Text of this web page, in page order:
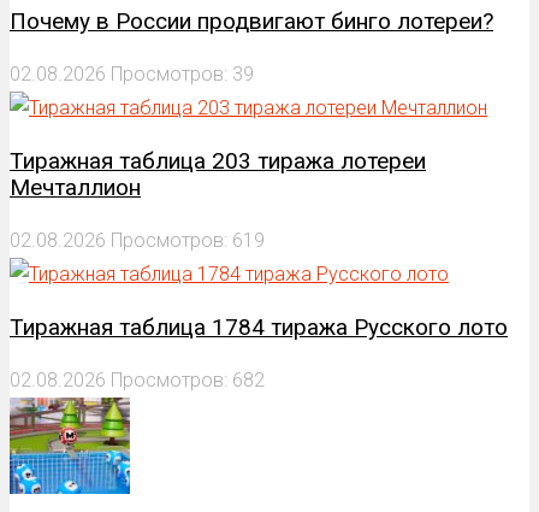
Почему в России продвигают бинго лотереи?
02.08.2026 Просмотров: 39
Тиражная таблица 203 тиража лотереи
Мечталлион
02.08.2026 Просмотров: 619
Тиражная таблица 1784 тиража Русского лото
02.08.2026 Просмотров: 682